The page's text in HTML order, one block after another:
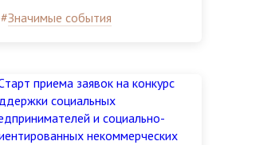
#Значимые события